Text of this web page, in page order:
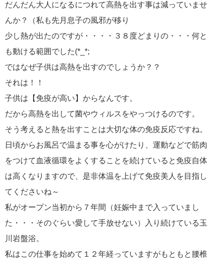
だんだん大人になるにつれて高熱を出す事は減っていませ
んか？（私も先月息子の風邪が移り
少し熱が出たのですが・・・・３８度どまりの・・・何と
も動ける範囲でした(*_*;
ではなぜ子供は高熱を出すのでしょうか？？
それは！！
子供は【免疫が高い】からなんです。
だから高熱を出して菌やウィルスをやっつけるのです。
そう考えると熱を出すことは大切な体の免疫反応ですね。
日頃からお風呂で温まる事を心がけたり、運動などで筋肉
をつけて血液循環をよくすることを続けていると免疫自体
は高くなりますので、是非体温を上げて免疫美人を目指し
てくださいね～
私がオープン当初から７年間（妊娠中まで入っていまし
た・・・そのぐらい愛して手放せない）入り続けている玉
川岩盤浴。
私はこの仕事を始めて１２年経っていますがもともと腰椎